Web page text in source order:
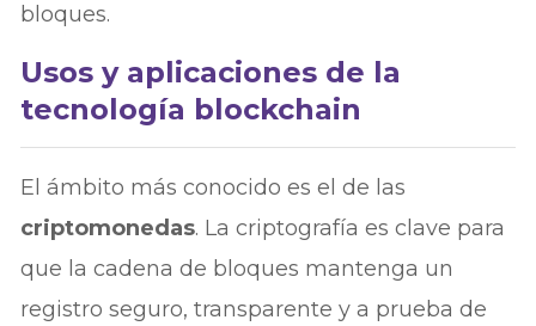
bloques.
Usos y aplicaciones de la
tecnología blockchain
El ámbito más conocido es el de las
criptomonedas. La criptografía es clave para
que la cadena de bloques mantenga un
registro seguro, transparente y a prueba de